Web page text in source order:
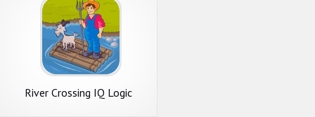
River Crossing IQ Logic